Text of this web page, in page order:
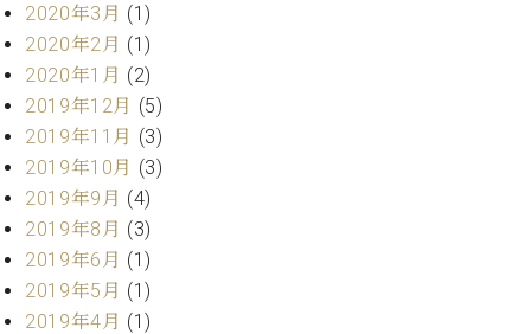
ト
カ
ス
タ
マ
ー
サ
ー
ビ
ス
(
調
律
)
2020年3月 (1)
2020年2月 (1)
2020年1月 (2)
2019年12月 (5)
2019年11月 (3)
2019年10月 (3)
2019年9月 (4)
2019年8月 (3)
2019年6月 (1)
2019年5月 (1)
2019年4月 (1)